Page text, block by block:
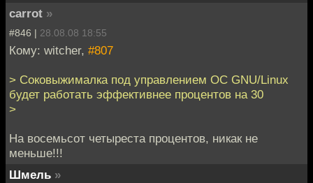
carrot »
#846 | 28.08.08 18:55
Кому: witcher, #807
> Соковыжималка под управлением ОС GNU/Linux
будет работать эффективнее процентов на 30
>
На восемьсот четыреста процентов, никак не
меньше!!!
Шмель »